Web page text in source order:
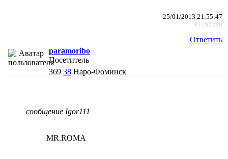
25/01/2013 21:55:47
#1765290
Ответить
paramoribo
Посетитель
369 38 Наро-Фоминск
сообщение Igor111
MR.ROMA